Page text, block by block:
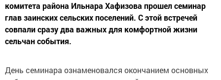
комитета района Ильнара Хафизова прошел семинар
глав заинских сельских поселений. С этой встречей
совпали сразу два важных для комфортной жизни
сельчан события.
День семинара ознаменовался окончанием основных